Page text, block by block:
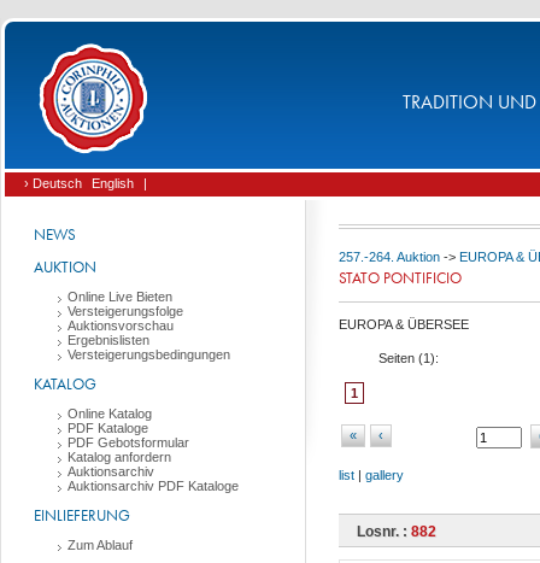
TRADITION UND
› Deutsch English |
NEWS
AUKTION
Online Live Bieten
Versteigerungsfolge
Auktionsvorschau
Ergebnislisten
Versteigerungsbedingungen
KATALOG
Online Katalog
PDF Kataloge
PDF Gebotsformular
Katalog anfordern
Auktionsarchiv
Auktionsarchiv PDF Kataloge
EINLIEFERUNG
Zum Ablauf
257.-264. Auktion -> EUROPA &
STATO PONTIFICIO
EUROPA & ÜBERSEE
Seiten (1):
1
« ‹
list | gallery
Losnr. : 882